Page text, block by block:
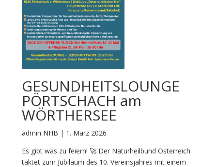
GESUNDHEITSLOUNGE
PÖRTSCHACH am
WÖRTHERSEE
admin NHB | 1. März 2026
Es gibt was zu feiern! 🚀 Der Naturheilbund Österreich
taktet zum Jubiläum des 10. Vereinsjahres mit einem